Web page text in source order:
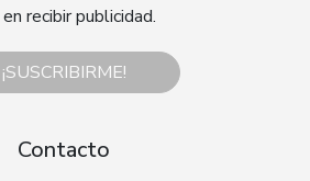
recibir publicidad.
¡SUSCRIBIRME!
Contacto